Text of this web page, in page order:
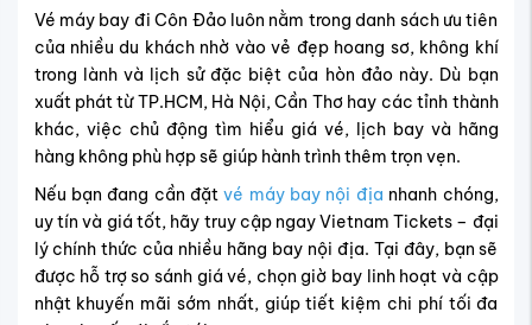
Nếu bạn có nhu cầu đặt vé vui lòng liên hệ với chúng tôi
theo các cách dưới đây:
Đặt qua hotline: 1900 3173
Trụ sở chính: 69 Võ Thị Sáu, P.6, Q.3 Hồ Chí Minh
Facebook: facebook.com/vietnamtickets.com
Email:info@vietnam-tickets.com
Giá Vé: 1,254,400VND 1,792,000 VND